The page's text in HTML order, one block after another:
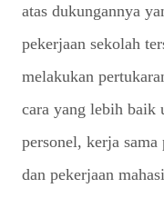
atas dukungannya
pekerjaan sekolah
melakukan
cara yang lebih baik
personel, kerja
dan pekerjaan